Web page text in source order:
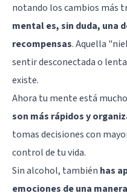
notando los cambios más
mental es, sin duda, una
recompensas. Aquella
sentir desconectada o
existe.
Ahora tu mente está
son más rápidos y
tomas decisiones con
control de tu vida.
Sin alcohol, también has
emociones de una